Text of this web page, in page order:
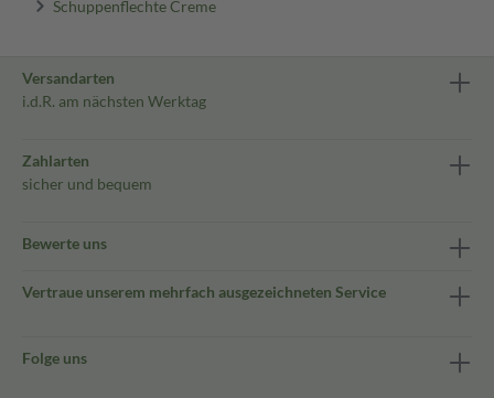
Schuppenflechte Creme
Versandarten
i.d.R. am nächsten Werktag
Zahlarten
sicher und bequem
Bewerte uns
Vertraue unserem mehrfach ausgezeichneten Service
Folge uns